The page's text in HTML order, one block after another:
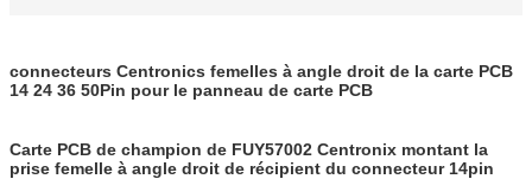
connecteurs Centronics femelles à angle droit de la carte PCB
14 24 36 50Pin pour le panneau de carte PCB
Carte PCB de champion de FUY57002 Centronix montant la
prise femelle à angle droit de récipient du connecteur 14pin